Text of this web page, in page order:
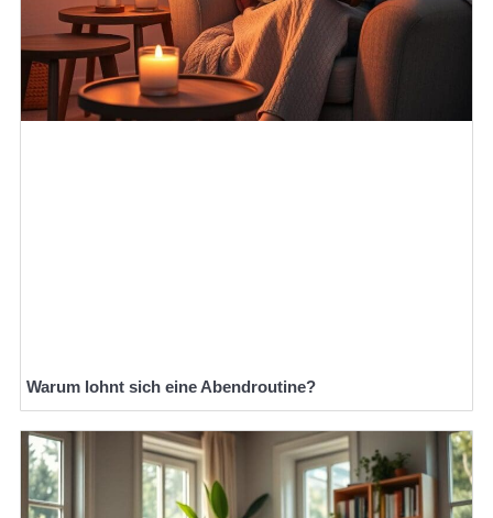
Warum lohnt sich eine Abendroutine?